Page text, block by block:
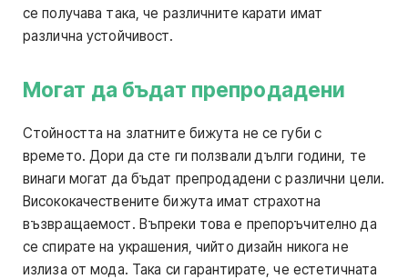
се получава така, че различните карати имат
различна устойчивост.
Могат да бъдат препродадени
Стойността на златните бижута не се губи с
времето. Дори да сте ги ползвали дълги години, те
винаги могат да бъдат препродадени с различни цели.
Висококачествените бижута имат страхотна
възвращаемост. Въпреки това е препоръчително да
се спирате на украшения, чийто дизайн никога не
излиза от мода. Така си гарантирате, че естетичната